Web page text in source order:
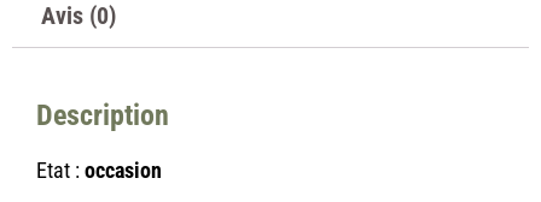
Avis (0)
Description
Etat :occasion